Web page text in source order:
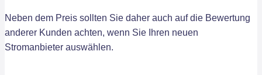
Neben dem Preis sollten Sie daher auch auf die Bewertung
anderer Kunden achten, wenn Sie Ihren neuen
Stromanbieter auswählen.